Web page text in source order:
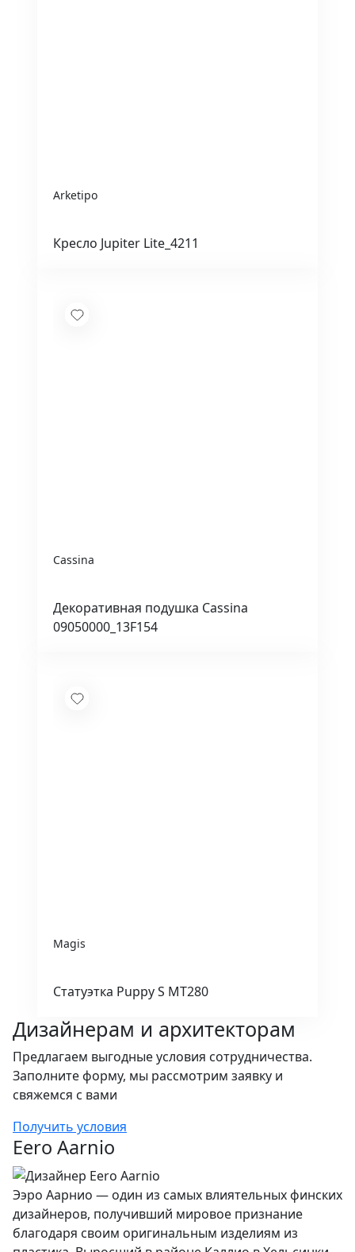
Arketipo
Кресло Jupiter Lite_4211
Cassina
Декоративная подушка Cassina
09050000_13F154
Magis
Статуэтка Puppy S MT280
Дизайнерам и архитекторам
Предлагаем выгодные условия сотрудничества.
Заполните форму, мы рассмотрим заявку и
свяжемся с вами
Получить условия
Eero Aarnio
Ээро Аарнио — один из самых влиятельных финских
дизайнеров, получивший мировое признание
благодаря своим оригинальным изделиям из